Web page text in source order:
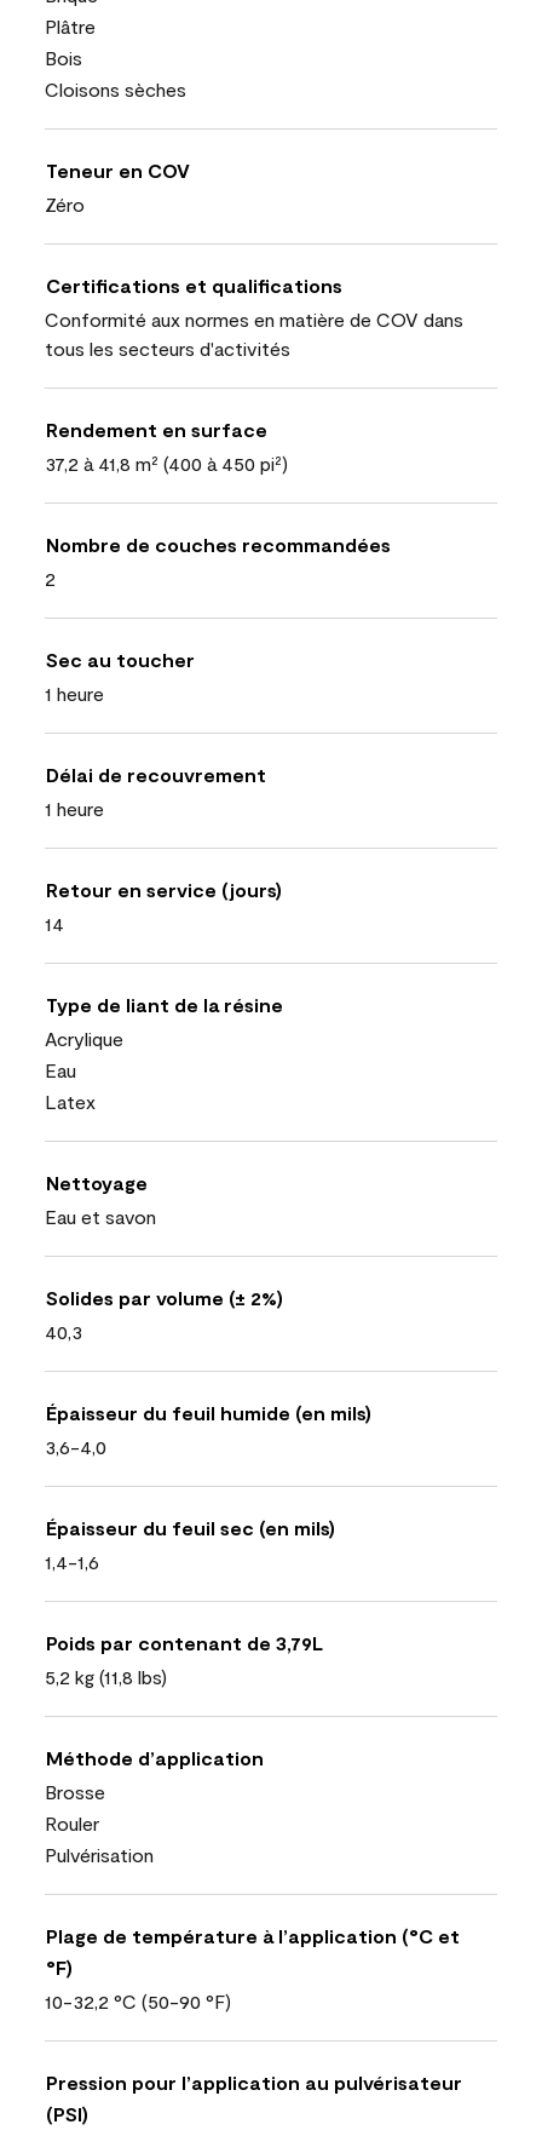
Plâtre
Bois
Cloisons sèches
Teneur en COV
Zéro
Certifications et qualifications
Conformité aux normes en matière de COV dans
tous les secteurs d'activités
Rendement en surface
37,2 à 41,8 m² (400 à 450 pi²)
Nombre de couches recommandées
2
Sec au toucher
1 heure
Délai de recouvrement
1 heure
Retour en service (jours)
14
Type de liant de la résine
Acrylique
Eau
Latex
Nettoyage
Eau et savon
Solides par volume (± 2%)
40,3
Épaisseur du feuil humide (en mils)
3,6-4,0
Épaisseur du feuil sec (en mils)
1,4-1,6
Poids par contenant de 3,79L
5,2 kg (11,8 lbs)
Méthode d’application
Brosse
Rouler
Pulvérisation
Plage de température à l’application (°C et
°F)
10-32,2 °C (50-90 °F)
Pression pour l’application au pulvérisateur
(PSI)